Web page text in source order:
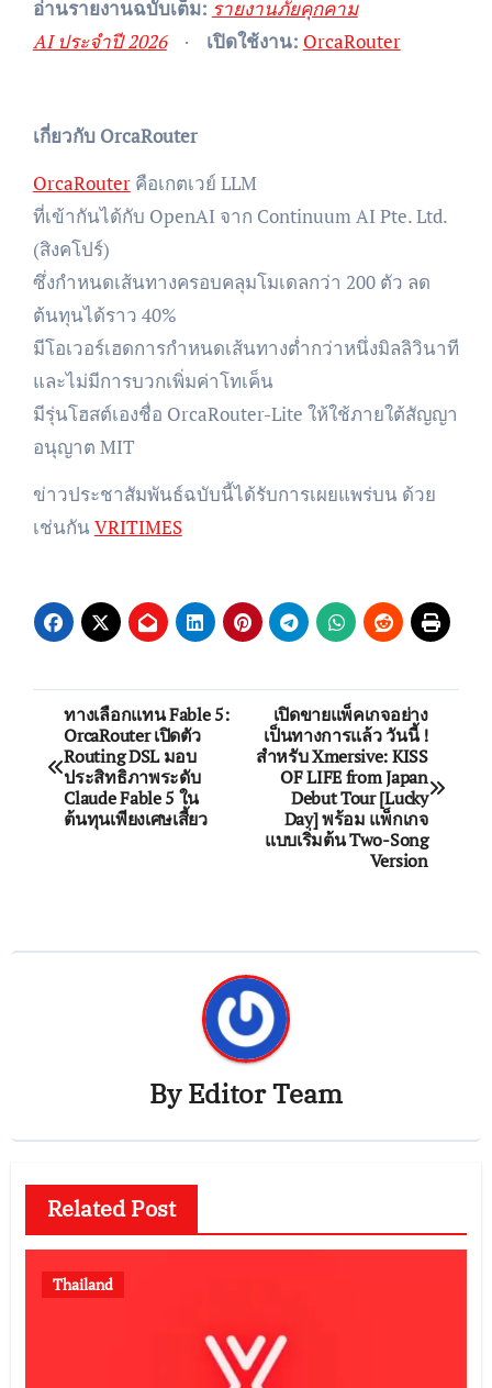
อ่านรายงานฉบับเต็ม: รายงานภัยคุกคาม
AI ประจำปี 2026· เปิดใช้งาน: OrcaRouter
เกี่ยวกับ OrcaRouter
OrcaRouterคือเกตเวย์ LLM
ที่เข้ากันได้กับ OpenAI จาก Continuum AI Pte. Ltd.
(สิงคโปร์)
ซึ่งกำหนดเส้นทางครอบคลุมโมเดลกว่า 200 ตัว ลด
ต้นทุนได้ราว 40%
มีโอเวอร์เฮดการกำหนดเส้นทางต่ำกว่าหนึ่งมิลลิวินาที
และไม่มีการบวกเพิ่มค่าโทเค็น
มีรุ่นโฮสต์เองชื่อ OrcaRouter-Lite ให้ใช้ภายใต้สัญญา
อนุญาต MIT
ข่าวประชาสัมพันธ์ฉบับนี้ได้รับการเผยแพร่บน ด้วย
เช่นกัน VRITIMES
Post
navigation
ทางเลือกแทน Fable 5:
OrcaRouter เปิดตัว
Routing DSL มอบ
ประสิทธิภาพระดับ
Claude Fable 5 ใน
ต้นทุนเพียงเศษเสี้ยว
เปิดขายแพ็คเกจอย่าง
เป็นทางการแล้ว วันนี้ !
สำหรับ Xmersive: KISS
OF LIFE from Japan
Debut Tour [Lucky
Day] พร้อม แพ็กเกจ
แบบเริ่มต้น Two-Song
Version
ByEditor Team
Related Post
Thailand